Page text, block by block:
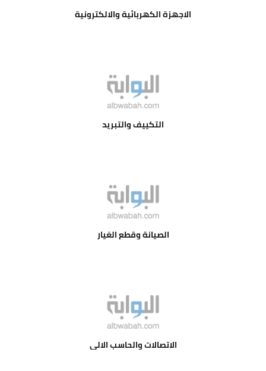
الاجهزة الكهربائية والالكترونية
التكييف والتبريد
الصيانة وقطع الغيار
الاتصالات والحاسب الالي